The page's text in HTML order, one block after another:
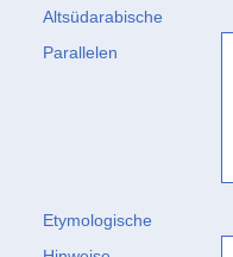
Altsüdarabische
Parallelen
Etymologische